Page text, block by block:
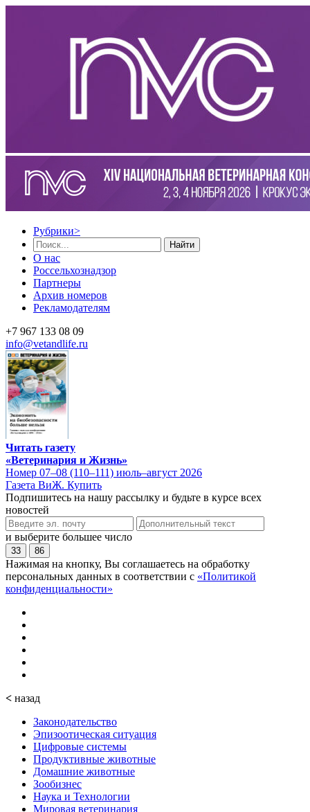
Рубрики>
Найти
О нас
Россельхознадзор
Партнеры
Архив номеров
Рекламодателям
+7 967 133 08 09
info@vetandlife.ru
Читать газету
«Ветеринария и Жизнь»
Номер 07–08 (110–111) июль–август 2026
Газета ВиЖ. Купить
Подпишитесь на нашу рассылку и будьте в курсе всех
новостей
и выберите большее число
33 86
Нажимая на кнопку, Вы соглашаетесь на обработку
персональных данных в соответствии с «Политикой
конфиденциальности»
< назад
Законодательство
Эпизоотическая ситуация
Цифровые системы
Продуктивные животные
Домашние животные
Зообизнес
Наука и Технологии
Мировая ветеринария